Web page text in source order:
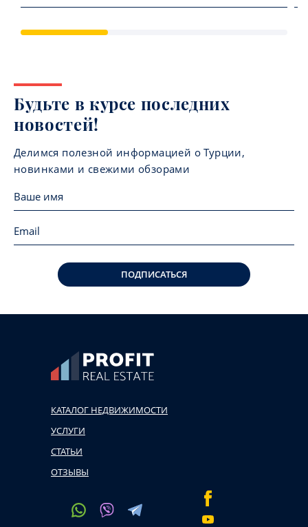
Будьте в курсе последних
новостей!
Делимся полезной информацией о Турции,
новинками и свежими обзорами
ПОДПИСАТЬСЯ
КАТАЛОГ НЕДВИЖИМОСТИ
УСЛУГИ
СТАТЬИ
ОТЗЫВЫ